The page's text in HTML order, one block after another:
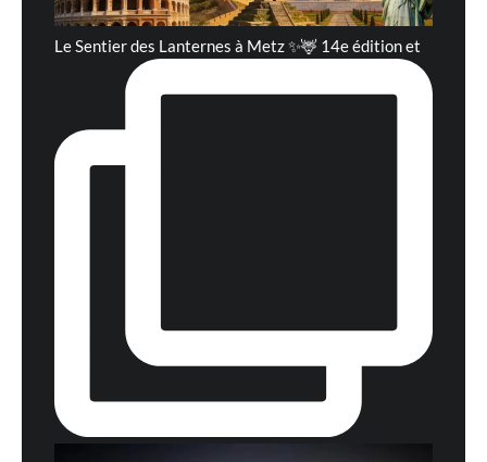
Le Sentier des Lanternes à Metz ✨🦌 14e édition et